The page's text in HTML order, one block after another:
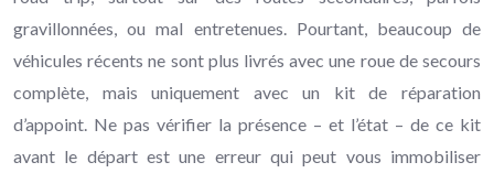
gravillonnées, ou mal entretenues. Pourtant, beaucoup de
véhicules récents ne sont plus livrés avec une roue de secours
complète, mais uniquement avec un kit de réparation
d’appoint. Ne pas vérifier la présence – et l’état – de ce kit
avant le départ est une erreur qui peut vous immobiliser